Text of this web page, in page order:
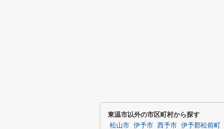
東温市以外の市区町村から探す
松山市 伊予市 西予市 伊予郡松前町